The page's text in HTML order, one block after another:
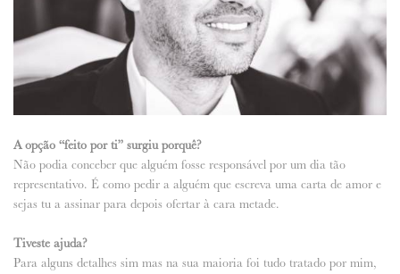
A opção “feito por ti” surgiu porquê?
Não podia conceber que alguém fosse responsável por um dia tão
representativo. É como pedir a alguém que escreva uma carta de amor e
sejas tu a assinar para depois ofertar à cara metade.
Tiveste ajuda?
Para alguns detalhes sim mas na sua maioria foi tudo tratado por mim,